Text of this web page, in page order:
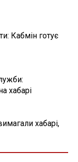
Кабмін готує
хабарі
хабарі,